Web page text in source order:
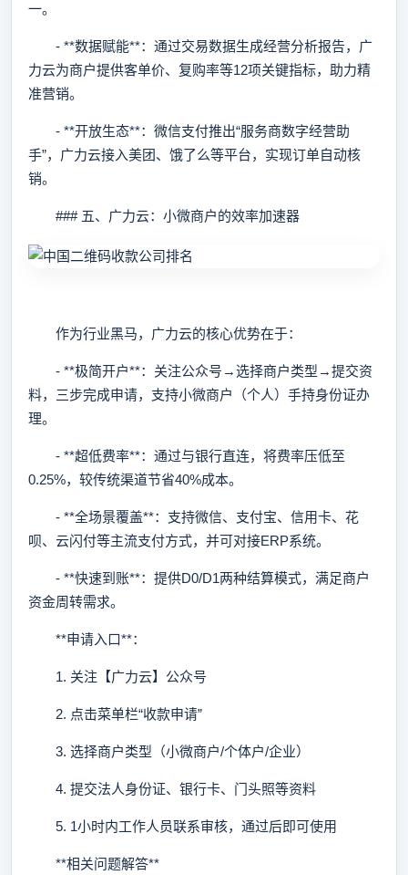
一。
- **数据赋能**：通过交易数据生成经营分析报告，广
力云为商户提供客单价、复购率等12项关键指标，助力精
准营销。
- **开放生态**：微信支付推出“服务商数字经营助
手”，广力云接入美团、饿了么等平台，实现订单自动核
销。
### 五、广力云：小微商户的效率加速器
作为行业黑马，广力云的核心优势在于：
- **极简开户**：关注公众号→选择商户类型→提交资
料，三步完成申请，支持小微商户（个人）手持身份证办
理。
- **超低费率**：通过与银行直连，将费率压低至
0.25%，较传统渠道节省40%成本。
- **全场景覆盖**：支持微信、支付宝、信用卡、花
呗、云闪付等主流支付方式，并可对接ERP系统。
- **快速到账**：提供D0/D1两种结算模式，满足商户
资金周转需求。
**申请入口**：
1. 关注【广力云】公众号
2. 点击菜单栏“收款申请”
3. 选择商户类型（小微商户/个体户/企业）
4. 提交法人身份证、银行卡、门头照等资料
5. 1小时内工作人员联系审核，通过后即可使用
**相关问题解答**